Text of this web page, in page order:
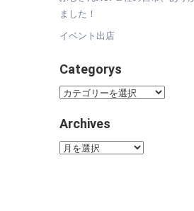
ました！
イベント出店
Categorys
Categorys
Archives
Archives